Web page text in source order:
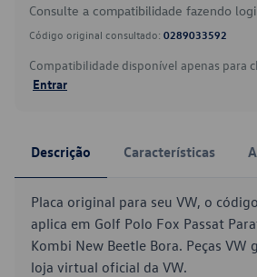
Consulte a compatibilidade fazendo
Código original consultado: 0289033592
Compatibilidade disponível apenas para
Entrar
Descrição Características
Placa original para seu VW, o
aplica em Golf Polo Fox Passat
Kombi New Beetle Bora. Peças VW
loja virtual oficial da VW.